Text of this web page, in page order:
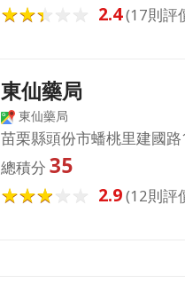
2.4(17則評
東仙藥局
東仙藥局
苗栗縣頭份市蟠桃里建國
總積分 35
2.9(12則評